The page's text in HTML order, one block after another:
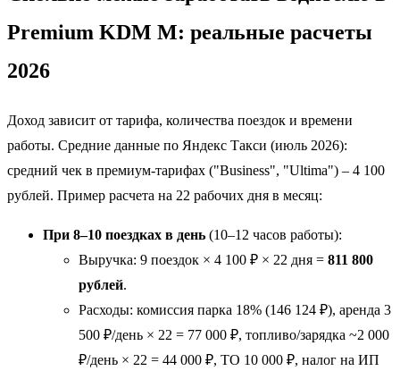
Premium KDM M: реальные расчеты
2026
Доход зависит от тарифа, количества поездок и времени
работы. Средние данные по Яндекс Такси (июль 2026):
средний чек в премиум-тарифах ("Business", "Ultima") – 4 100
рублей. Пример расчета на 22 рабочих дня в месяц:
При 8–10 поездках в день (10–12 часов работы):
Выручка: 9 поездок × 4 100 ₽ × 22 дня = 811 800
рублей.
Расходы: комиссия парка 18% (146 124 ₽), аренда 3
500 ₽/день × 22 = 77 000 ₽, топливо/зарядка ~2 000
₽/день × 22 = 44 000 ₽, ТО 10 000 ₽, налог на ИП